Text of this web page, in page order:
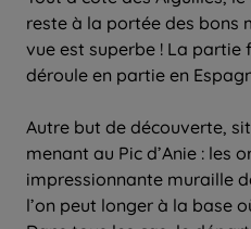
reste à la portée des bons
vue est superbe ! La partie
déroule en partie en
Autre but de découverte,
menant au Pic d’Anie : les
impressionnante muraille
l’on peut longer à la base